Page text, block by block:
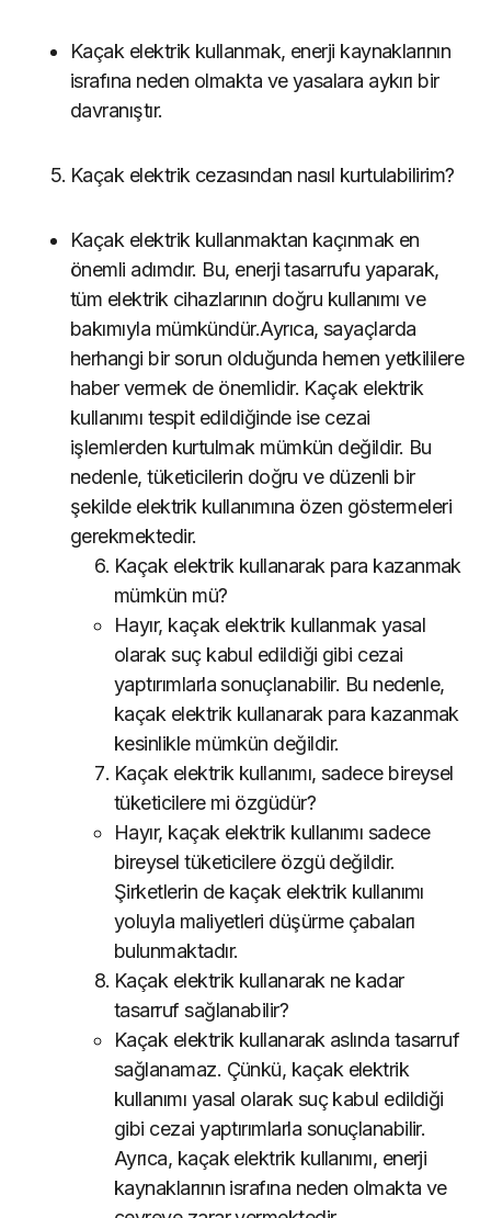
Kaçak elektrik kullanmak, enerji kaynaklarının
israfına neden olmakta ve yasalara aykırı bir
davranıştır.
Kaçak elektrik cezasından nasıl kurtulabilirim?
Kaçak elektrik kullanmaktan kaçınmak en
önemli adımdır. Bu, enerji tasarrufu yaparak,
tüm elektrik cihazlarının doğru kullanımı ve
bakımıyla mümkündür.Ayrıca, sayaçlarda
herhangi bir sorun olduğunda hemen yetkililere
haber vermek de önemlidir. Kaçak elektrik
kullanımı tespit edildiğinde ise cezai
işlemlerden kurtulmak mümkün değildir. Bu
nedenle, tüketicilerin doğru ve düzenli bir
şekilde elektrik kullanımına özen göstermeleri
gerekmektedir.
Kaçak elektrik kullanarak para kazanmak
mümkün mü?
Hayır, kaçak elektrik kullanmak yasal
olarak suç kabul edildiği gibi cezai
yaptırımlarla sonuçlanabilir. Bu nedenle,
kaçak elektrik kullanarak para kazanmak
kesinlikle mümkün değildir.
Kaçak elektrik kullanımı, sadece bireysel
tüketicilere mi özgüdür?
Hayır, kaçak elektrik kullanımı sadece
bireysel tüketicilere özgü değildir.
Şirketlerin de kaçak elektrik kullanımı
yoluyla maliyetleri düşürme çabaları
bulunmaktadır.
Kaçak elektrik kullanarak ne kadar
tasarruf sağlanabilir?
Kaçak elektrik kullanarak aslında tasarruf
sağlanamaz. Çünkü, kaçak elektrik
kullanımı yasal olarak suç kabul edildiği
gibi cezai yaptırımlarla sonuçlanabilir.
Ayrıca, kaçak elektrik kullanımı, enerji
kaynaklarının israfına neden olmakta ve